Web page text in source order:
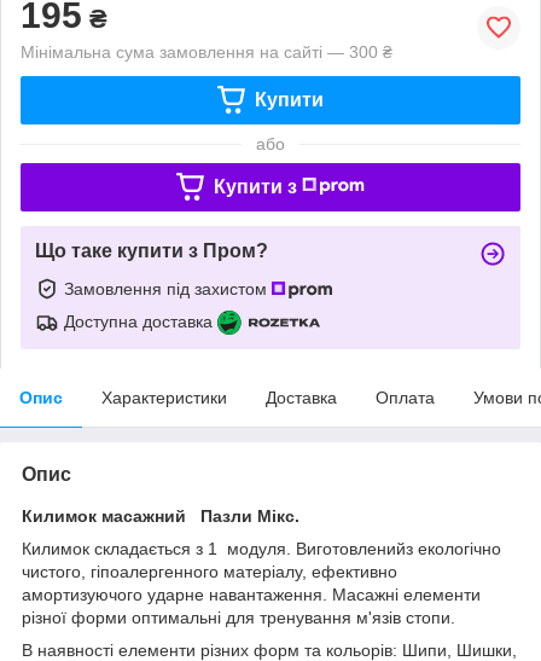
195 ₴
Мінімальна сума замовлення на сайті — 300 ₴
Купити
або
Купити з
Що таке купити з Пром?
Замовлення під захистом
Доступна доставка
Опис Характеристики Доставка Оплата Умови
Опис
Килимок масажний Пазли Мікс.
Килимок складається з 1 модуля. Виготовленийз екологічно
чистого, гіпоалергенного матеріалу, ефективно
амортизуючого ударне навантаження. Масажні елементи
різної форми оптимальні для тренування м'язів стопи.
В наявності елементи різних форм та кольорів: Шипи, Шишки,